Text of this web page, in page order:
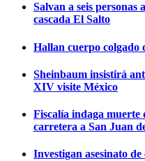
Salvan a seis
cascada El Salto
Hallan cuerpo colgado
Sheinbaum insistirá
XIV visite México
Fiscalía indaga muerte
carretera a San Juan
Investigan asesinato